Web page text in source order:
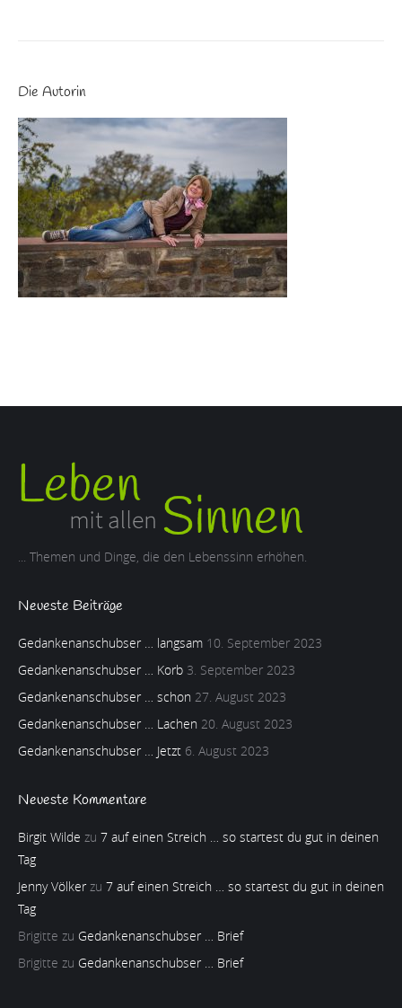
Die Autorin
... Themen und Dinge, die den Lebenssinn erhöhen.
Neueste Beiträge
Gedankenanschubser … langsam 10. September 2023
Gedankenanschubser … Korb 3. September 2023
Gedankenanschubser … schon 27. August 2023
Gedankenanschubser … Lachen 20. August 2023
Gedankenanschubser … Jetzt 6. August 2023
Neueste Kommentare
Birgit Wilde zu 7 auf einen Streich … so startest du gut in deinen
Tag
Jenny Völkerzu 7 auf einen Streich … so startest du gut in deinen
Tag
Brigitte zu Gedankenanschubser … Brief
Brigitte zu Gedankenanschubser … Brief